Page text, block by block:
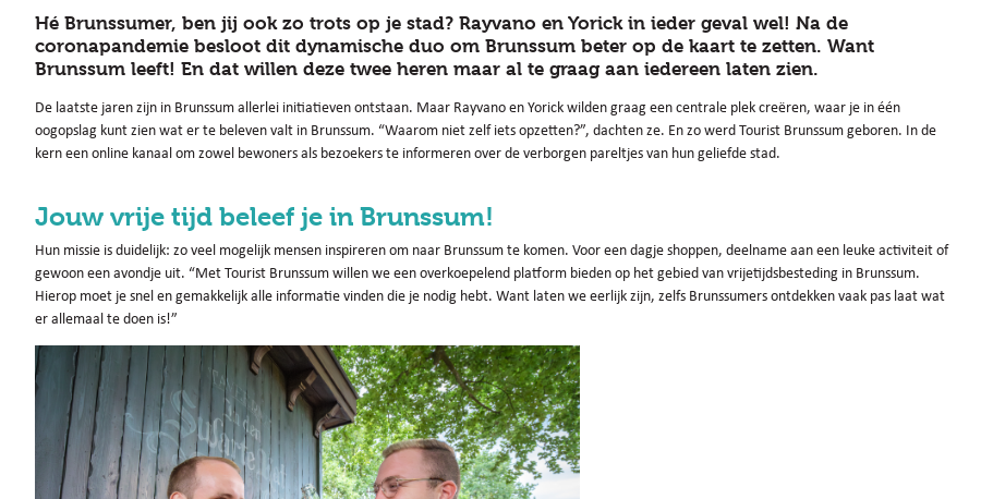
Hé Brunssumer, ben jij ook zo trots op je stad? Rayvano en Yorick in ieder geval wel! Na de
coronapandemie besloot dit dynamische duo om Brunssum beter op de kaart te zetten. Want
Brunssum leeft! En dat willen deze twee heren maar al te graag aan iedereen laten zien.
De laatste jaren zijn in Brunssum allerlei initiatieven ontstaan. Maar Rayvano en Yorick wilden graag een centrale plek creëren, waar je in één
oogopslag kunt zien wat er te beleven valt in Brunssum. “Waarom niet zelf iets opzetten?”, dachten ze. En zo werd Tourist Brunssum geboren. In de
kern een online kanaal om zowel bewoners als bezoekers te informeren over de verborgen pareltjes van hun geliefde stad.
Jouw vrije tijd beleef je in Brunssum!
Hun missie is duidelijk: zo veel mogelijk mensen inspireren om naar Brunssum te komen. Voor een dagje shoppen, deelname aan een leuke activiteit of
gewoon een avondje uit. “Met Tourist Brunssum willen we een overkoepelend platform bieden op het gebied van vrijetijdsbesteding in Brunssum.
Hierop moet je snel en gemakkelijk alle informatie vinden die je nodig hebt. Want laten we eerlijk zijn, zelfs Brunssumers ontdekken vaak pas laat wat
er allemaal te doen is!”